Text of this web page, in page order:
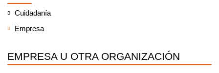
principal
Cuidadanía
Empresa
EMPRESA U OTRA ORGANIZACIÓN